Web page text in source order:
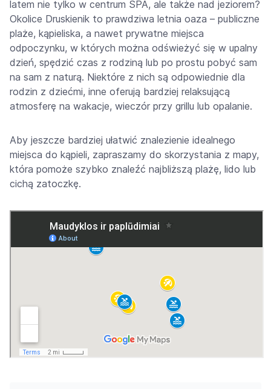
latem nie tylko w centrum SPA, ale także nad jeziorem?
Okolice Druskienik to prawdziwa letnia oaza – publiczne
plaże, kąpieliska, a nawet prywatne miejsca
odpoczynku, w których można odświeżyć się w upalny
dzień, spędzić czas z rodziną lub po prostu pobyć sam
na sam z naturą. Niektóre z nich są odpowiednie dla
rodzin z dziećmi, inne oferują bardziej relaksującą
atmosferę na wakacje, wieczór przy grillu lub opalanie.
Aby jeszcze bardziej ułatwić znalezienie idealnego
miejsca do kąpieli, zapraszamy do skorzystania z mapy,
która pomoże szybko znaleźć najbliższą plażę, lido lub
cichą zatoczkę.